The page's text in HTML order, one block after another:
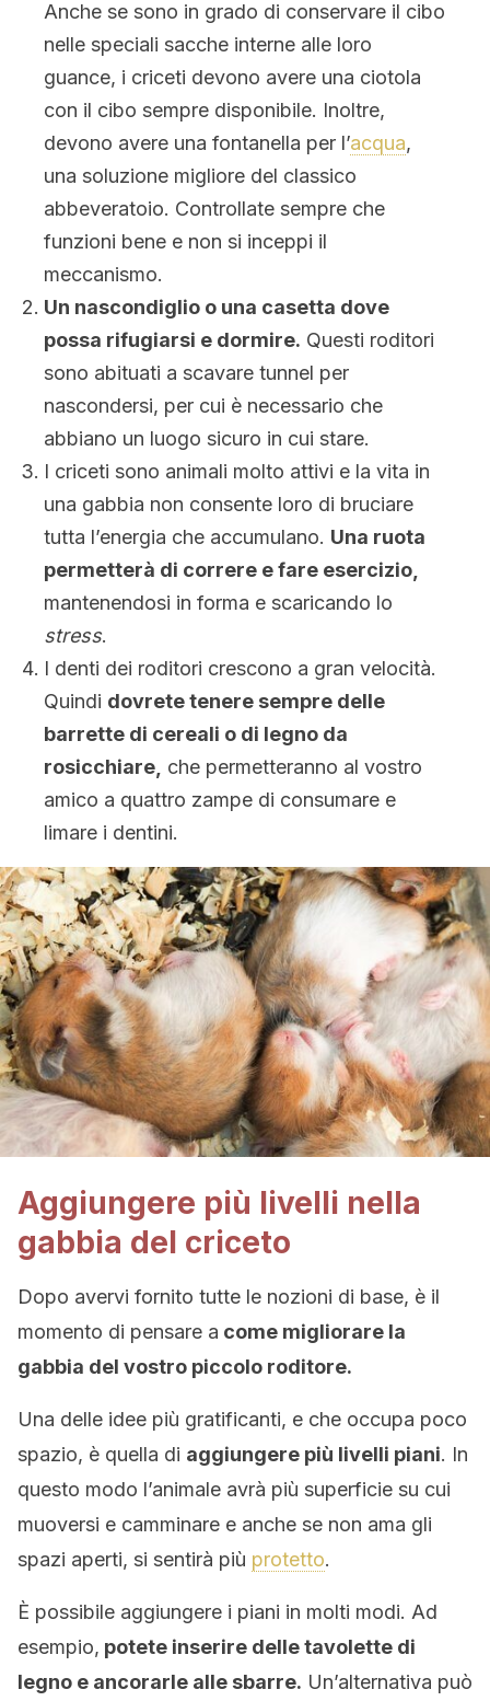
Anche se sono in grado di conservare il cibo
nelle speciali sacche interne alle loro
guance, i criceti devono avere una ciotola
con il cibo sempre disponibile. Inoltre,
devono avere una fontanella per l’acqua,
una soluzione migliore del classico
abbeveratoio. Controllate sempre che
funzioni bene e non si inceppi il
meccanismo.
Un nascondiglio o una casetta dove
possa rifugiarsi e dormire. Questi roditori
sono abituati a scavare tunnel per
nascondersi, per cui è necessario che
abbiano un luogo sicuro in cui stare.
I criceti sono animali molto attivi e la vita in
una gabbia non consente loro di bruciare
tutta l’energia che accumulano. Una ruota
permetterà di correre e fare esercizio,
mantenendosi in forma e scaricando lo
stress.
I denti dei roditori crescono a gran velocità.
Quindi dovrete tenere sempre delle
barrette di cereali o di legno da
rosicchiare, che permetteranno al vostro
amico a quattro zampe di consumare e
limare i dentini.
Aggiungere più livelli nella
gabbia del criceto
Dopo avervi fornito tutte le nozioni di base, è il
momento di pensare a come migliorare la
gabbia del vostro piccolo roditore.
Una delle idee più gratificanti, e che occupa poco
spazio, è quella di aggiungere più livelli piani. In
questo modo l’animale avrà più superficie su cui
muoversi e camminare e anche se non ama gli
spazi aperti, si sentirà più protetto.
È possibile aggiungere i piani in molti modi. Ad
esempio, potete inserire delle tavolette di
legno e ancorarle alle sbarre. Un’alternativa può